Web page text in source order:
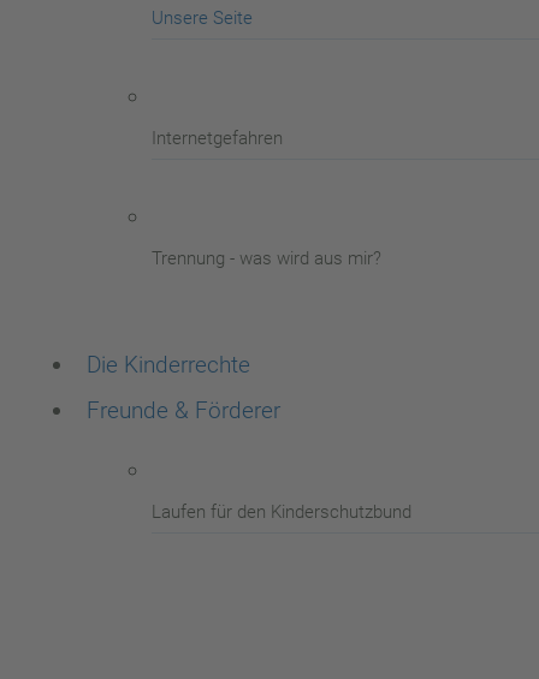
Unsere Seite
Internetgefahren
Trennung - was wird aus mir?
Die Kinderrechte
Freunde & Förderer
Laufen für den Kinderschutzbund